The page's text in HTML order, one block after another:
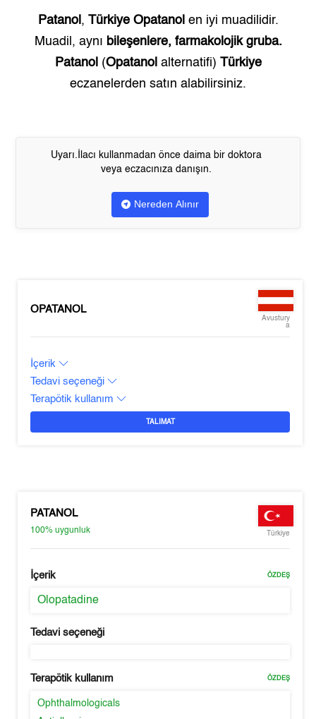
Patanol , Türkiye Opatanol en iyi muadilidir.
Muadil, aynı bileşenlere, farmakolojik gruba.
Patanol (Opatanol alternatifi) Türkiye
eczanelerden satın alabilirsiniz.
Uyarı.İlacı kullanmadan önce daima bir doktora
veya eczacınıza danışın.
Nereden Alınır
OPATANOL
Avustury
a
İçerik
Tedavi seçeneği
Terapötik kullanım
TALIMAT
PATANOL
100%uygunluk Türkiye
İçerik ÖZDEŞ
Olopatadine
Tedavi seçeneği
Terapötik kullanım ÖZDEŞ
Ophthalmologicals